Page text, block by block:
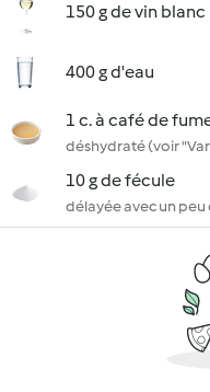
150 g de vin blanc
400 g d'eau
1 c. à café de
déshydraté (voir
10 g de fécule
délayée avec un peu